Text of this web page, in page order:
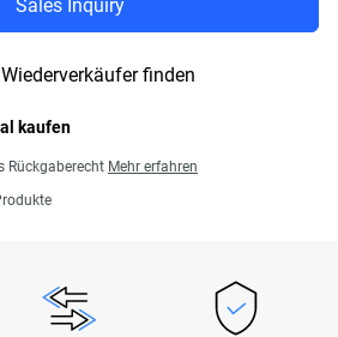
Sales Inquiry
Wiederverkäufer finden
kaufen
Rückgaberecht Mehr erfahren